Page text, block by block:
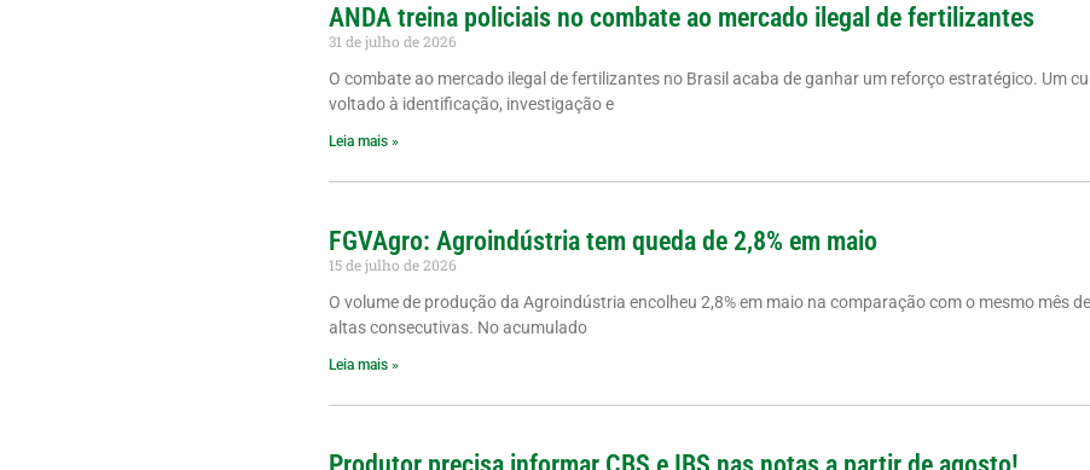
ANDA treina policiais no combate ao mercado ilegal de fertilizantes
31 de julho de 2026
O combate ao mercado ilegal de fertilizantes no Brasil acaba de ganhar um reforço estratégico. Um
voltado à identificação, investigação e
Leia mais »
FGVAgro: Agroindústria tem queda de 2,8% em maio
15 de julho de 2026
O volume de produção da Agroindústria encolheu 2,8% em maio na comparação com o mesmo mês
altas consecutivas. No acumulado
Leia mais »